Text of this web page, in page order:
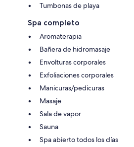
Tumbonas de playa
Spa completo
Aromaterapia
Bañera de hidromasaje
Envolturas corporales
Exfoliaciones corporales
Manicuras/pedicuras
Masaje
Sala de vapor
Sauna
Spa abierto todos los días